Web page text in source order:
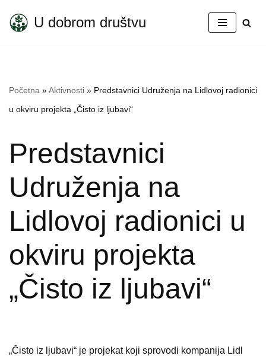
Skoči
U dobrom društvu
Početna »Aktivnosti » Predstavnici Udruženja na Lidlovoj radionici
u okviru projekta „Čisto iz ljubavi“
Predstavnici
Udruženja na
Lidlovoj radionici u
okviru projekta
„Čisto iz ljubavi“
„Čisto iz ljubavi“ je projekat koji sprovodi kompanija Lidl